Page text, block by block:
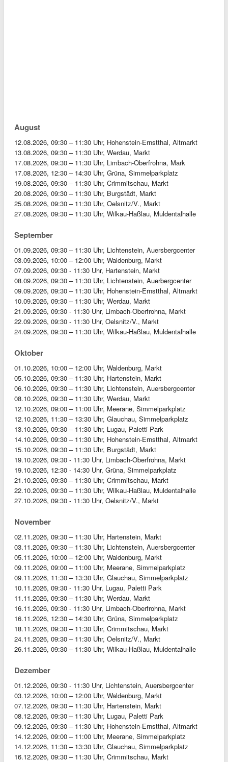
August
12.08.2026, 09:30 – 11:30 Uhr, Hohenstein-Ernstthal, Altmarkt
13.08.2026, 09:30 – 11:30 Uhr, Werdau, Markt
17.08.2026, 09:30 – 11:30 Uhr, Limbach-Oberfrohna, Mark
17.08.2026, 12:30 – 14:30 Uhr, Grüna, Simmelparkplatz
19.08.2026, 09:30 – 11:30 Uhr, Crimmitschau, Markt
20.08.2026, 09:30 – 11:30 Uhr, Burgstädt, Markt
25.08.2026, 09:30 – 11:30 Uhr, Oelsnitz/V., Markt
27.08.2026, 09:30 – 11:30 Uhr, Wilkau-Haßlau, Muldentalhalle
September
01.09.2026, 09:30 – 11:30 Uhr, Lichtenstein, Auersbergcenter
03.09.2026, 10:00 – 12:00 Uhr, Waldenburg, Markt
07.09.2026, 09:30 - 11:30 Uhr, Hartenstein, Markt
08.09.2026, 09:30 – 11:30 Uhr, Lichtenstein, Auerbergcenter
09.09.2026, 09:30 – 11:30 Uhr, Hohenstein-Ernstthal, Altmarkt
10.09.2026, 09:30 – 11:30 Uhr, Werdau, Markt
21.09.2026, 09:30 - 11:30 Uhr, Limbach-Oberfrohna, Markt
22.09.2026, 09:30 - 11:30 Uhr, Oelsnitz/V., Markt
24.09.2026, 09:30 – 11:30 Uhr, Wilkau-Haßlau, Muldentalhalle
Oktober
01.10.2026, 10:00 – 12:00 Uhr, Waldenburg, Markt
05.10.2026, 09:30 – 11:30 Uhr, Hartenstein, Markt
06.10.2026, 09:30 – 11:30 Uhr, Lichtenstein, Auersbergcenter
08.10.2026, 09:30 – 11:30 Uhr, Werdau, Markt
12.10.2026, 09:00 – 11:00 Uhr, Meerane, Simmelparkplatz
12.10.2026, 11:30 – 13:30 Uhr, Glauchau, Simmelparkplatz
13.10.2026, 09:30 – 11:30 Uhr, Lugau, Paletti Park
14.10.2026, 09:30 – 11:30 Uhr, Hohenstein-Ernstthal, Altmarkt
15.10.2026, 09:30 – 11:30 Uhr, Burgstädt, Markt
19.10.2026, 09:30 - 11:30 Uhr, Limbach-Oberfrohna, Markt
19.10.2026, 12:30 - 14:30 Uhr, Grüna, Simmelparkplatz
21.10.2026, 09:30 – 11:30 Uhr, Crimmitschau, Markt
22.10.2026, 09:30 – 11:30 Uhr, Wilkau-Haßlau, Muldentalhalle
27.10.2026, 09:30 - 11:30 Uhr, Oelsnitz/V., Markt
November
02.11.2026, 09:30 – 11:30 Uhr, Hartenstein, Markt
03.11.2026, 09:30 – 11:30 Uhr, Lichtenstein, Auersbergcenter
05.11.2026, 10:00 – 12:00 Uhr, Waldenburg, Markt
09.11.2026, 09:00 – 11:00 Uhr, Meerane, Simmelparkplatz
09.11.2026, 11:30 – 13:30 Uhr, Glauchau, Simmelparkplatz
10.11.2026, 09:30 - 11:30 Uhr, Lugau, Paletti Park
11.11.2026, 09:30 – 11:30 Uhr, Werdau, Markt
16.11.2026, 09:30 - 11:30 Uhr, Limbach-Oberfrohna, Markt
16.11.2026, 12:30 – 14:30 Uhr, Grüna, Simmelparkplatz
18.11.2026, 09:30 – 11:30 Uhr, Crimmitschau, Markt
24.11.2026, 09:30 – 11:30 Uhr, Oelsnitz/V., Markt
26.11.2026, 09:30 – 11:30 Uhr, Wilkau-Haßlau, Muldentalhalle
Dezember
01.12.2026, 09:30 - 11:30 Uhr, Lichtenstein, Auersbergcenter
03.12.2026, 10:00 – 12:00 Uhr, Waldenburg, Markt
07.12.2026, 09:30 – 11:30 Uhr, Hartenstein, Markt
08.12.2026, 09:30 – 11:30 Uhr, Lugau, Paletti Park
09.12.2026, 09:30 – 11:30 Uhr, Hohenstein-Ernstthal, Altmarkt
14.12.2026, 09:00 – 11:00 Uhr, Meerane, Simmelparkplatz
14.12.2026, 11:30 – 13:30 Uhr, Glauchau, Simmelparkplatz
16.12.2026, 09:30 – 11:30 Uhr, Crimmitschau, Markt